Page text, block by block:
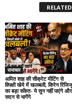
समाचार
अमित शाह की सीक्रेट मीटिंग से
विपक्षी खेमे में खलबली, किरेन रिजिजू
का बड़ा संकेत- ये सुन नहीं पाएंगे और
सदन से भागेंगे